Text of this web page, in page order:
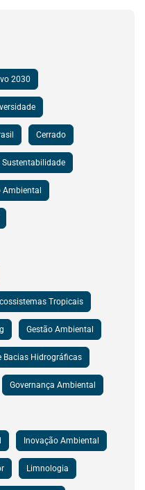
2030
Cerrado
Sustentabilidade
Ambiental
Tropicais
Gestão Ambiental
Bacias Hidrográficas
Governança Ambiental
Inovação Ambiental
Limnologia